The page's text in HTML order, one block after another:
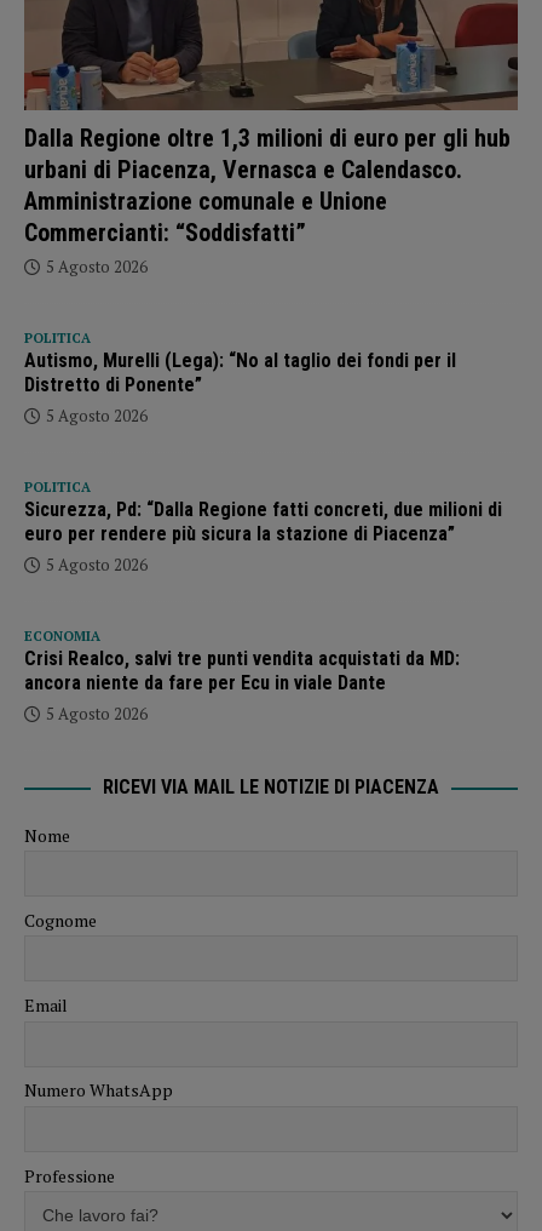
Dalla Regione oltre 1,3 milioni di euro per gli hub
urbani di Piacenza, Vernasca e Calendasco.
Amministrazione comunale e Unione
Commercianti: “Soddisfatti”
5 Agosto 2026
POLITICA
Autismo, Murelli (Lega): “No al taglio dei fondi per il
Distretto di Ponente”
5 Agosto 2026
POLITICA
Sicurezza, Pd: “Dalla Regione fatti concreti, due milioni di
euro per rendere più sicura la stazione di Piacenza”
5 Agosto 2026
ECONOMIA
Crisi Realco, salvi tre punti vendita acquistati da MD:
ancora niente da fare per Ecu in viale Dante
5 Agosto 2026
RICEVI VIA MAIL LE NOTIZIE DI PIACENZA
Nome
Cognome
Email
Numero WhatsApp
Professione